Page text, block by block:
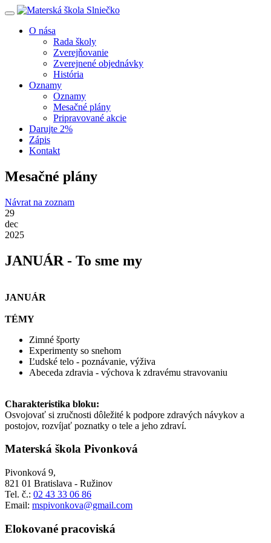
O nása
Rada školy
Zverejňovanie
Zverejnené objednávky
História
Oznamy
Oznamy
Mesačné plány
Pripravované akcie
Darujte 2%
Zápis
Kontakt
Mesačné plány
Návrat na zoznam
29
dec
2025
JANUÁR - To sme my
JANUÁR
TÉMY
Zimné športy
Experimenty so snehom
Ľudské telo - poznávanie, výživa
Abeceda zdravia - výchova k zdravému stravovaniu
Charakteristika bloku:
Osvojovať si zručnosti dôležité k podpore zdravých návykov a
postojov, rozvíjať poznatky o tele a jeho zdraví.
Materská škola Pivonková
Pivonková 9,
821 01 Bratislava - Ružinov
Tel. č.: 02 43 33 06 86
Email: mspivonkova@gmail.com
Elokované pracoviská